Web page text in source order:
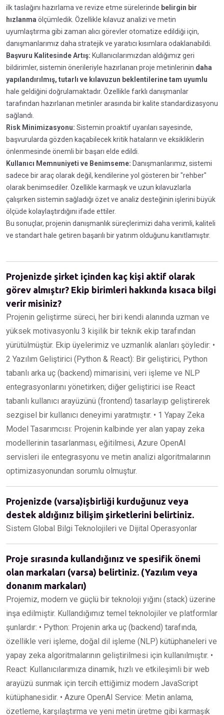
ilk taslağını hazırlama ve revize etme sürelerinde belirgin bir
hızlanma ölçümledik. Özellikle kılavuz analizi ve metin
uyumlaştırma gibi zaman alıcı görevler otomatize edildiği için,
danışmanlarımız daha stratejik ve yaratıcı kısımlara odaklanabildi.
Başvuru Kalitesinde Artış: Kullanıcılarımızdan aldığımız geri
bildirimler, sistemin önerileriyle hazırlanan proje metinlerinin daha
yapılandırılmış, tutarlı ve kılavuzun beklentilerine tam uyumlu
hale geldiğini doğrulamaktadır. Özellikle farklı danışmanlar
tarafından hazırlanan metinler arasında bir kalite standardizasyonu
sağlandı.
Risk Minimizasyonu: Sistemin proaktif uyarıları sayesinde,
başvurularda gözden kaçabilecek kritik hataların ve eksikliklerin
önlenmesinde önemli bir başarı elde edildi.
Kullanıcı Memnuniyeti ve Benimseme: Danışmanlarımız, sistemi
sadece bir araç olarak değil, kendilerine yol gösteren bir "rehber"
olarak benimsediler. Özellikle karmaşık ve uzun kılavuzlarla
çalışırken sistemin sağladığı özet ve analiz desteğinin işlerini büyük
ölçüde kolaylaştırdığını ifade ettiler.
Bu sonuçlar, projenin danışmanlık süreçlerimizi daha verimli, kaliteli
ve standart hale getiren başarılı bir yatırım olduğunu kanıtlamıştır.
Projenizde şirket içinden kaç kişi aktif olarak
görev almıştır? Ekip birimleri hakkında kısaca bilgi
verir misiniz?
Projenin geliştirme süreci, her biri kendi alanında uzman ve
yüksek motivasyonlu 3 kişilik bir teknik ekip tarafından
yürütülmüştür. Ekip üyelerimiz ve uzmanlık alanları şöyledir: •
2 Yazılım Geliştirici (Python & React): Bir geliştirici, Python
tabanlı arka uç (backend) mimarisini, veri işleme ve NLP
entegrasyonlarını yönetirken; diğer geliştirici ise React
tabanlı kullanıcı arayüzünü (frontend) tasarlayıp geliştirerek
sezgisel bir kullanıcı deneyimi yaratmıştır. • 1 Yapay Zeka
Model Tasarımcısı: Projenin kalbinde yer alan yapay zeka
modellerinin tasarlanması, eğitilmesi, Azure OpenAI
servisleri ile entegrasyonu ve metin analizi algoritmalarının
optimizasyonundan sorumlu olmuştur.
Projenizde (varsa)işbirliği kurduğunuz veya
destek aldığınız bilişim şirketlerini belirtiniz.
Sistem Global Bilgi Teknolojileri ve Dijital Operasyonlar
Proje sırasında kullandığınız ve spesifik önemi
olan markaları (varsa) belirtiniz. (Yazılım veya
donanım markaları)
Projemiz, modern ve güçlü bir teknoloji yığını (stack) üzerine
inşa edilmiştir. Kullandığımız temel teknolojiler ve platformlar
şunlardır: • Python: Projenin arka uç (backend) tarafında,
özellikle veri işleme, doğal dil işleme (NLP) kütüphaneleri ve
yapay zeka algoritmalarının geliştirilmesi için kullanılmıştır. •
React: Kullanıcılarımıza dinamik, hızlı ve etkileşimli bir web
arayüzü sunmak için tercih ettiğimiz modern JavaScript
kütüphanesidir. • Azure OpenAI Service: Metin anlama,
özetleme, karşılaştırma ve yeni metin üretme gibi karmaşık